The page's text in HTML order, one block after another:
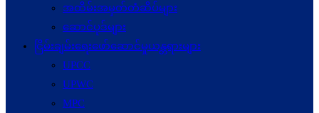
အထိမ်းအမှတ်တံဆိပ်များ
ဆောင်ပုဒ်များ
ငြိမ်းချမ်းရေးဖော်‌ဆောင်မှုယန္တရားများ
UPCC
UPWC
MPC